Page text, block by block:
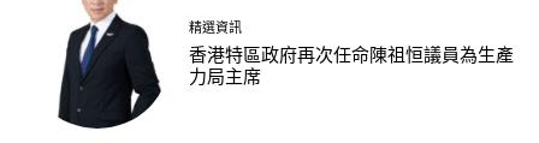
精選資訊
香港特區政府再次任命陳祖恒議員為生產
力局主席